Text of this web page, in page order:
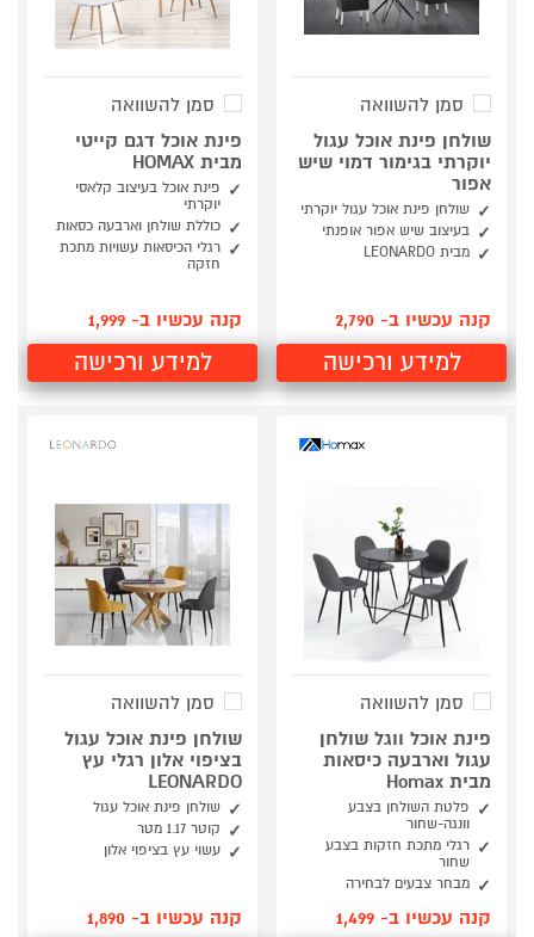
סמן להשוואה
שולחן פינת אוכל עגול
יוקרתי בגימור דמוי שיש
אפור
שולחן פינת אוכל עגול יוקרתי
בעיצוב שיש אפור אופנתי
מבית LEONARDO
קנה עכשיו ב- 2,790
למידע ורכישה
סמן להשוואה
פינת אוכל דגם קייטי
מבית HOMAX
פינת אוכל בעיצוב קלאסי
יוקרתי
כוללת שולחן וארבעה כסאות
רגלי הכיסאות עשויות מתכת
חזקה
קנה עכשיו ב- 1,999
למידע ורכישה
סמן להשוואה
פינת אוכל ווגל שולחן
עגול וארבעה כיסאות
מבית Homax
פלטת השולחן בצבע
וונגה-שחור
רגלי מתכת חזקות בצבע
שחור
מבחר צבעים לבחירה
קנה עכשיו ב- 1,499
סמן להשוואה
שולחן פינת אוכל עגול
בציפוי אלון רגלי עץ
LEONARDO
שולחן פינת אוכל עגול
קוטר 1.17 מטר
עשוי עץ בציפוי אלון
קנה עכשיו ב- 1,890